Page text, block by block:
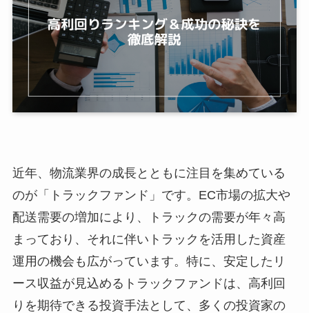
近年、物流業界の成長とともに注目を集めている
のが「トラックファンド」です。EC市場の拡大や
配送需要の増加により、トラックの需要が年々高
まっており、それに伴いトラックを活用した資産
運用の機会も広がっています。特に、安定したリ
ース収益が見込めるトラックファンドは、高利回
りを期待できる投資手法として、多くの投資家の